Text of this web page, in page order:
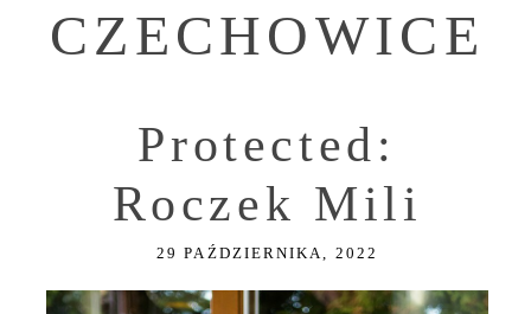
CZECHOWICE
Protected:
Roczek Mili
29 PAŹDZIERNIKA, 2022